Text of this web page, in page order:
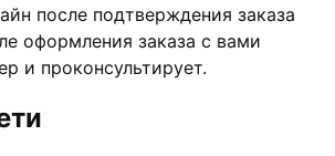
после подтверждения заказа
оформления заказа с вами
и проконсультирует.